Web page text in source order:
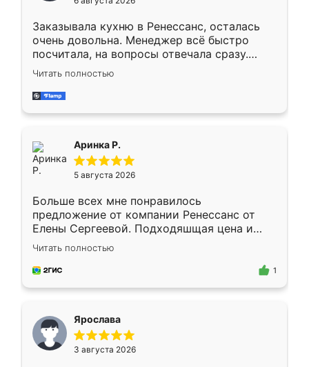
мебели буду заказывать только здесь.
Заказывала кухню в Ренессанс, осталась
очень довольна. Менеджер всё быстро
посчитала, на вопросы отвечала сразу.
Замерщик приехал в субботу, подошёл к
делу со всей ответственностью. Собрали
за день, ребята работали аккуратно, даже
Читать полностью
Аринка Р.
5 августа 2026
Больше всех мне понравилось
предложение от компании Ренессанс от
Елены Сергеевой. Подходяшщая цена и
короткие сроки изготовления. Приехавший
для замера сотрудник Владислав
предложил по моему эскизу самый
Читать полностью
1
Ярослава
3 августа 2026